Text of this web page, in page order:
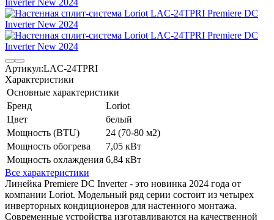
Артикул:LAC-24TPRI
Характеристики
Основные характеристики
Бренд
Loriot
Цвет
белый
Мощность (BTU)
24 (70-80 м2)
Мощность обогрева
7,05 кВт
Мощность охлаждения 6,84 кВт
Все характеристики
Линейка Premiere DC Inverter - это новинка 2024 года от
компании Loriot. Модельный ряд серии состоит из четырех
инверторных кондиционеров для настенного монтажа.
Современные устройства изготавливаются на качественной